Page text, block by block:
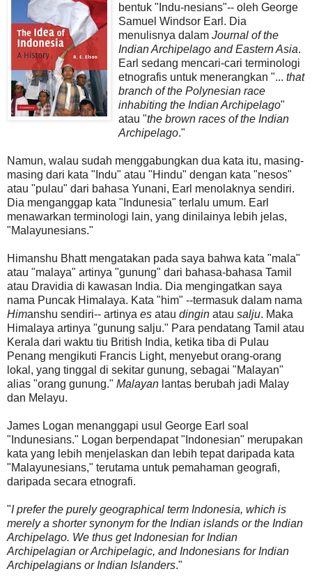
bentuk "Indu-nesians"-- oleh George
Samuel Windsor Earl. Dia
menulisnya dalam Journal of the
Indian Archipelago and Eastern Asia.
Earl sedang mencari-cari terminologi
etnografis untuk menerangkan "... that
branch of the Polynesian race
inhabiting the Indian Archipelago"
atau "the brown races of the Indian
Archipelago."
Namun, walau sudah menggabungkan dua kata itu, masing-
masing dari kata "Indu" atau "Hindu" dengan kata "nesos"
atau "pulau" dari bahasa Yunani, Earl menolaknya sendiri.
Dia menganggap kata "Indunesia" terlalu umum. Earl
menawarkan terminologi lain, yang dinilainya lebih jelas,
"Malayunesians."
Himanshu Bhatt mengatakan pada saya bahwa kata "mala"
atau "malaya" artinya "gunung" dari bahasa-bahasa Tamil
atau Dravidia di kawasan India. Dia mengingatkan saya
nama Puncak Himalaya. Kata "him" --termasuk dalam nama
Himanshu sendiri-- artinya es atau dingin atau salju. Maka
Himalaya artinya "gunung salju." Para pendatang Tamil atau
Kerala dari waktu tiu British India, ketika tiba di Pulau
Penang mengikuti Francis Light, menyebut orang-orang
lokal, yang tinggal di sekitar gunung, sebagai "Malayan"
alias "orang gunung." Malayan lantas berubah jadi Malay
dan Melayu.
James Logan menanggapi usul George Earl soal
"Indunesians." Logan berpendapat "Indonesian" merupakan
kata yang lebih menjelaskan dan lebih tepat daripada kata
"Malayunesians," terutama untuk pemahaman geografi,
daripada secara etnografi.
"I prefer the purely geographical term Indonesia, which is
merely a shorter synonym for the Indian islands or the Indian
Archipelago. We thus get Indonesian for Indian
Archipelagian or Archipelagic, and Indonesians for Indian
Archipelagians or Indian Islanders."